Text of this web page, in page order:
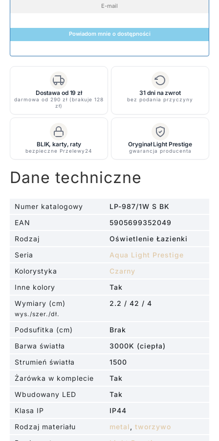
Powiadom mnie o dostępności
Dostawa od 19 zł
darmowa od 290 zł (brakuje 128
zł)
31 dni na zwrot
bez podania przyczyny
BLIK, karty, raty
bezpieczne Przelewy24
Oryginał Light Prestige
gwarancja producenta
Dane techniczne
Numer katalogowy
LP-987/1W S BK
EAN
5905699352049
Rodzaj
Oświetlenie Łazienki
Seria
Aqua Light Prestige
Kolorystyka
Czarny
Inne kolory
Tak
Wymiary (cm)
wys./szer./dł.
2.2 / 42 / 4
Podsufitka (cm)
Brak
Barwa światła
3000K (ciepła)
Strumień światła
1500
Żarówka w komplecie
Tak
Wbudowany LED
Tak
Klasa IP
IP44
Rodzaj materiału
metal , tworzywo